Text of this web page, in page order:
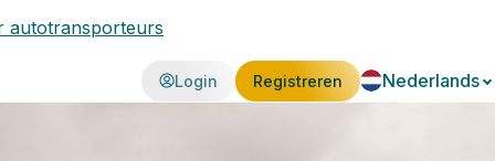
autotransporteurs
Login Registreren Nederlands